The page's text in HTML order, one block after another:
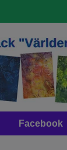
Facebook